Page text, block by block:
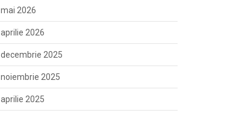
mai 2026
aprilie 2026
decembrie 2025
noiembrie 2025
aprilie 2025